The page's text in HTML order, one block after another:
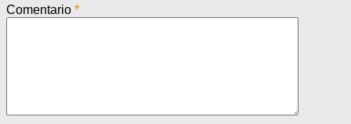
Comentario *